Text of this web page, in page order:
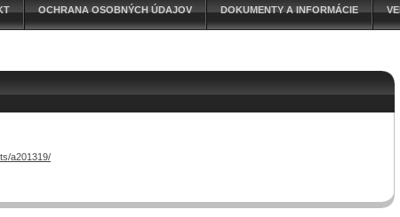
OCHRANA OSOBNÝCH ÚDAJOV DOKUMENTY A INFORMÁCIE
a201319/